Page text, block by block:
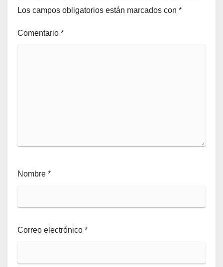
Los campos obligatorios están marcados con *
Comentario *
Nombre *
Correo electrónico *